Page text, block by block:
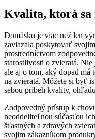
Kvalita, ktorá sa
Domäsko je viac než len
zaviazala poskytovať
prostredníctvom
starostlivosti o zvieratá. Nie
ale aj o tom, aký dopad má
na zvieratá. Môžete si byť
sebou príbeh kvality,
Zodpovedný prístup k
neoddeliteľnou súčasťou
šťastných a zdravých
svojim zákazníkom